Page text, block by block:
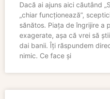
Dacă ai ajuns aici căutând
„chiar funcționează”,
sănătos. Piața de îngrijire a
exagerate, așa că vrei să
dai banii. Îți răspundem
nimic. Ce face și